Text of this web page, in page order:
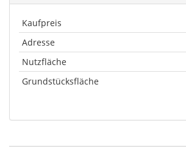
Kaufpreis
Adresse
Nutzfläche
Grundstücksfläche